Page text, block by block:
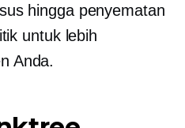
hingga penyematan
untuk lebih
Anda.